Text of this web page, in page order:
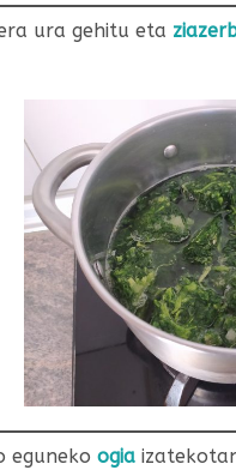
ura gehitu eta
eguneko ogia